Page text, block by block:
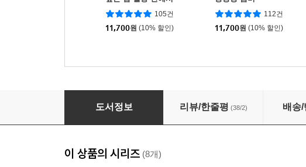
105건
11,700원 (10% 할인)
112건
11,700원 (10% 할인)
똑똑한 한글 그리기 놀이책
도서정보 리뷰/한줄평 (38/2) 배송
이 상품의 시리즈 (8개)